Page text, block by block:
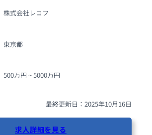
株式会社レコフ
東京都
500万円 ~ 5000万円
最終更新日：2025年10月16日
求人詳細を見る